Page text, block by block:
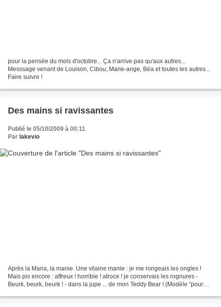
pour la pensée du mois d'octobre... Ça n'arrive pas qu'aux autres...
Messsage venant de Louison, Cibou, Marie-ange, Béa et toutes les autres...
Faire suivre !
Des mains si ravissantes
Publié le 05/10/2009 à 00:11
Par lakevio
Après la Mana, la manie. Une vilaine manie : je me rongeais les ongles !
Mais pis encore : affreux ! horrible ! atroce ! je conservais les rognures -
Beurk, beurk, beurk ! - dans la jupe ... de mon Teddy Bear ! (Modèle "pour